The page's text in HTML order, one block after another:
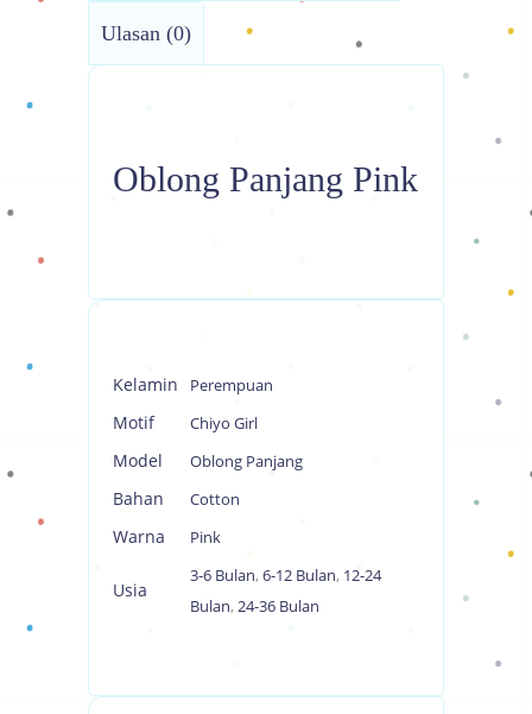
Ulasan (0)
Oblong Panjang Pink
Kelamin Perempuan
Motif Chiyo Girl
Model Oblong Panjang
Bahan Cotton
Warna Pink
Usia
3-6 Bulan, 6-12 Bulan, 12-24
Bulan, 24-36 Bulan